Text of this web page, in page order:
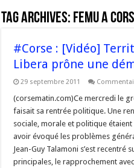
Tag Archives: femu a
#Corse : [Vidéo]
Libera prône une
29 septembre 2011
(corsematin.com)Ce mercredi le
faisait sa rentrée politique. Une
sociale, morale et politique
avoir évoqué les problèmes
Jean-Guy Talamoni s’est recentré
principales, le rapprochement